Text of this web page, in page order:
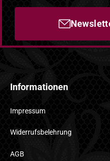
Informationen
Impressum
Widerrufsbelehrung
AGB